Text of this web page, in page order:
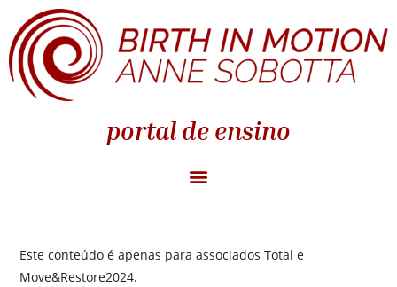
portal de ensino
Este conteúdo é apenas para associados Total e
Move&Restore2024.